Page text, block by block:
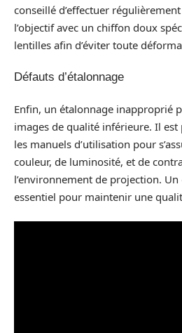
conseillé d’effectuer
l’objectif avec un chiffon doux
lentilles afin d’éviter toute
Défauts d’étalonnage
Enfin, un étalonnage inapproprié
images de qualité inférieure. Il
les manuels d’utilisation pour
couleur, de luminosité, et de
l’environnement de projection.
essentiel pour maintenir une